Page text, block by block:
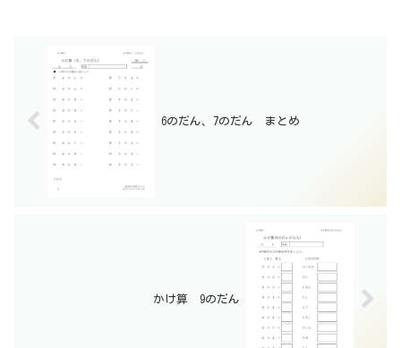
6のだん、7のだん まとめ
かけ算 9のだん